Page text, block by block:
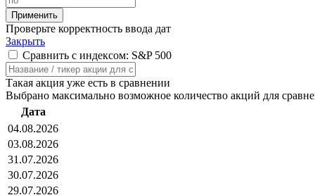
Проверьте корректность ввода дат
Закрыть
Сравнить с индексом: S&P 500
Такая акция уже есть в сравнении
Выбрано максимально возможное количество акций для
Дата
04.08.2026
03.08.2026
31.07.2026
30.07.2026
29.07.2026